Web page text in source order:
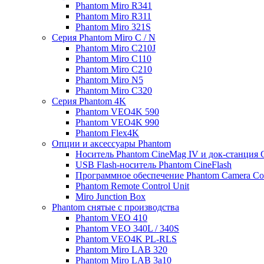
Phantom Miro R341
Phantom Miro R311
Phantom Miro 321S
Серия Phantom Miro C / N
Phantom Miro C210J
Phantom Miro C110
Phantom Miro C210
Phantom Miro N5
Phantom Miro C320
Серия Phantom 4K
Phantom VEO4K 590
Phantom VEO4K 990
Phantom Flex4K
Опции и аксессуары Phantom
Носитель Phantom CineMag IV и док-станция
USB Flash-носитель Phantom CineFlash
Программное обеспечение Phantom Camera
Phantom Remote Control Unit
Miro Junction Box
Phantom снятые с производства
Phantom VEO 410
Phantom VEO 340L / 340S
Phantom VEO4K PL-RLS
Phantom Miro LAB 320
Phantom Miro LAB 3a10